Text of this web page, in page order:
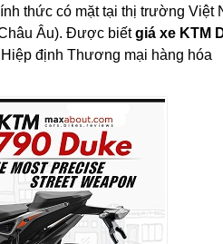
thức có mặt tại thị trường Việt
Âu). Được biếtgiá xe KTM
định Thương mại hàng hóa